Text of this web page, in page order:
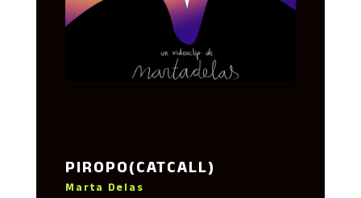
PIROPO(CATCALL)
Marta Delas